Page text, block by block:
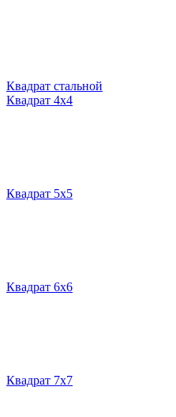
Квадрат стальной
Квадрат 4х4
Квадрат 5х5
Квадрат 6х6
Квадрат 7х7